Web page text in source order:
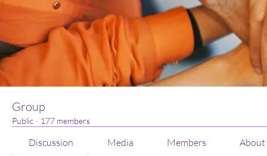
Group
Public · 177 members
Discussion Media Members About